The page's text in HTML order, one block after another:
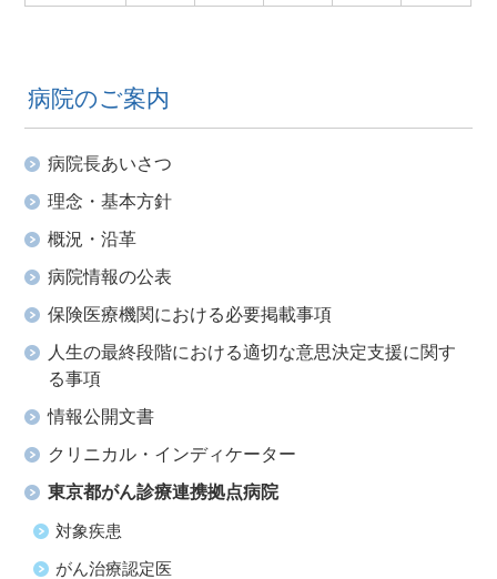
病院のご案内
病院長あいさつ
理念・基本方針
概況・沿革
病院情報の公表
保険医療機関における必要掲載事項
人生の最終段階における適切な意思決定支援に関す
る事項
情報公開文書
クリニカル・インディケーター
東京都がん診療連携拠点病院
対象疾患
がん治療認定医